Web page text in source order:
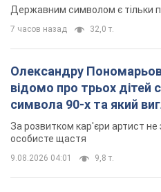
Державним символом є тільки
7 часов назад 32,0 т.
Олександру
відомо про трьох дітей
символа 90-х та який
мають
За розвитком кар'єри артист не
особисте щастя
9.08.2026 04:01 9,8 т.